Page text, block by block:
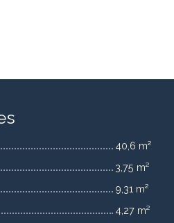
40,6 m²
3,75 m²
9,31 m²
4,27 m²